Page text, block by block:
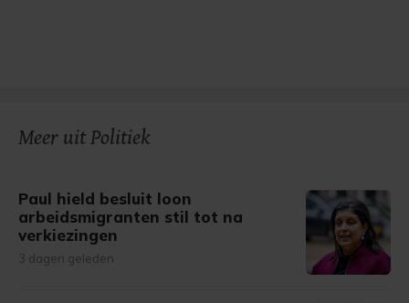
Meer uit Politiek
Paul hield besluit loon
arbeidsmigranten stil tot na
verkiezingen
3 dagen geleden